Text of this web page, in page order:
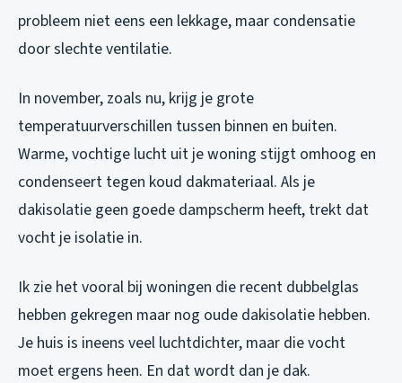
probleem niet eens een lekkage, maar condensatie
door slechte ventilatie.
In november, zoals nu, krijg je grote
temperatuurverschillen tussen binnen en buiten.
Warme, vochtige lucht uit je woning stijgt omhoog en
condenseert tegen koud dakmateriaal. Als je
dakisolatie geen goede dampscherm heeft, trekt dat
vocht je isolatie in.
Ik zie het vooral bij woningen die recent dubbelglas
hebben gekregen maar nog oude dakisolatie hebben.
Je huis is ineens veel luchtdichter, maar die vocht
moet ergens heen. En dat wordt dan je dak.